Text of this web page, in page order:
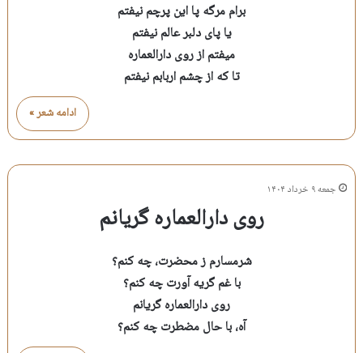
برام مرگه پا این پرچم نیفتم
یا پای دلبر عالم نیفتم
میفتم از روی دارالعماره
تا که از چشم اربابم نیفتم
ادامه شعر »
جمعه ۹ خرداد ۱۴۰۴
روی دارالعماره گریانم
شرمسارم ز محضرت، چه کنم؟
با غم گریه آورت چه کنم؟
روی دارالعماره گریانم
آه، با حال مضطرت چه کنم؟